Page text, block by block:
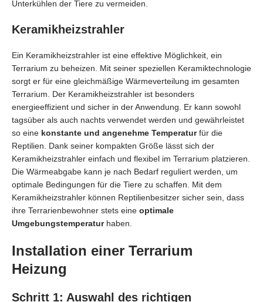
Unterkühlen der Tiere zu vermeiden.
Keramikheizstrahler
Ein Keramikheizstrahler ist eine effektive Möglichkeit, ein
Terrarium zu beheizen. Mit seiner speziellen Keramiktechnologie
sorgt er für eine gleichmäßige Wärmeverteilung im gesamten
Terrarium. Der Keramikheizstrahler ist besonders
energieeffizient und sicher in der Anwendung. Er kann sowohl
tagsüber als auch nachts verwendet werden und gewährleistet
so eine konstante und angenehme Temperaturfür die
Reptilien. Dank seiner kompakten Größe lässt sich der
Keramikheizstrahler einfach und flexibel im Terrarium platzieren.
Die Wärmeabgabe kann je nach Bedarf reguliert werden, um
optimale Bedingungen für die Tiere zu schaffen. Mit dem
Keramikheizstrahler können Reptilienbesitzer sicher sein, dass
ihre Terrarienbewohner stets eine optimale
Umgebungstemperaturhaben.
Installation einer Terrarium
Heizung
Schritt 1: Auswahl des richtigen